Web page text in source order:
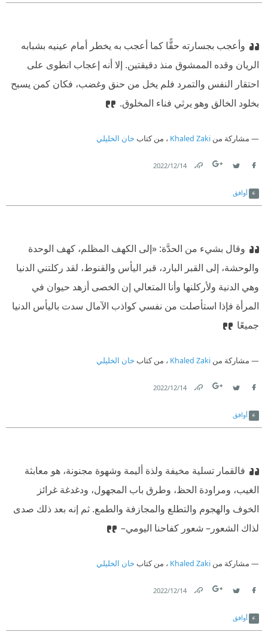
وأعجب بجسارته حقًّا كما أعجب به يخطر أمام عينيه بشبابه
الريان وقده الممشوق منذ دقيقتين. إلا أنه إعجاب انطوى على
احتقار النفس والتمرد فلم يخل من حنق وغضب، فكان كمن يسبح
بخلود الخالق وهو يرثي فناء المخلوق.
مشاركة من Khaled Zaki ، من كتاب خان الخليلي
14‏/12‏/2022
أوافق
وقال بشيء من الحدَّة: «إلى الكهف المظلم، كهف الوحدة
والوحشة، إلى القبر البارد، قبر اليأس والقنوط، لقد ركلتني الدنيا
وهي الدنية ولأركلنها وأنا المتعالي إن الخصى أزهد حيوان في
المرأة فإذا استأصلت من نفسي كواذب الآمال سدت باليأس الدنيا
جميعًا
مشاركة من Khaled Zaki ، من كتاب خان الخليلي
14‏/12‏/2022
أوافق
فالقمار تسلية مخيفة ولذة أليمة وشهوة مجنونة، هو معابثة
الغيب، ومراودة الحظ، وطرق باب المجهول، ودغدغة غرائز
الخوف والهجوم والتطلع والمجازفة والطمع. ثم إنه بعد ذلك صدى
لذاك الشعور– شعور كفاحنا اليومي–
مشاركة من Khaled Zaki ، من كتاب خان الخليلي
14‏/12‏/2022
أوافق